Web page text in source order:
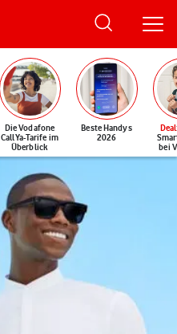
Die Vodafone
CallYa-Tarife im
Überblick
Beste Handys
2026
Deal
bei